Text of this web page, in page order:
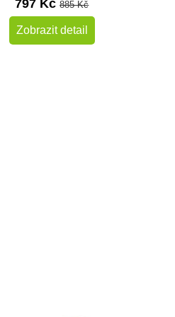
797 Kč885 Kč
Zobrazit detail